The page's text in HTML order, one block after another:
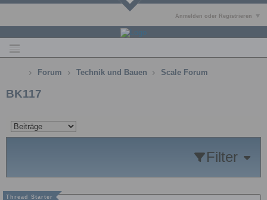
Anmelden oder Registrieren
Forum Technik und Bauen Scale Forum
BK117
Filter